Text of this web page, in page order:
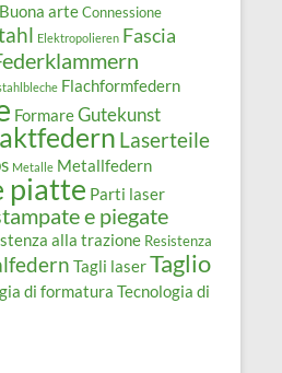
Buona arteConnessione
Elektropolieren Fascia
Flachformfedern
FormareGutekunst
Laserteile
Metalle Metallfedern
piatte Parti laser
e piegate
alla trazione Resistenza
Tagli laserTaglio
di formatura Tecnologia di